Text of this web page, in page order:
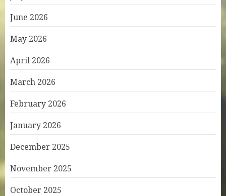
June 2026
May 2026
April 2026
March 2026
February 2026
January 2026
December 2025
November 2025
October 2025